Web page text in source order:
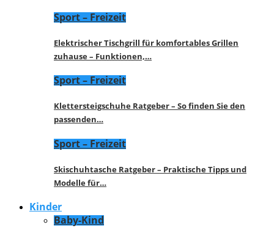
Sport – Freizeit
Elektrischer Tischgrill für komfortables Grillen
zuhause – Funktionen,…
Sport – Freizeit
Klettersteigschuhe Ratgeber – So finden Sie den
passenden…
Sport – Freizeit
Skischuhtasche Ratgeber – Praktische Tipps und
Modelle für…
Kinder
Baby-Kind